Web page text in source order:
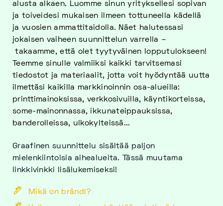
alusta alkaen. Luomme sinun yrityksellesi sopivan
ja toiveidesi mukaisen ilmeen tottuneella kädellä
ja vuosien ammattitaidolla. Näet halutessasi
jokaisen vaiheen suunnittelun varrella –
takaamme, että olet tyytyväinen lopputulokseen!
Teemme sinulle valmiiksi kaikki tarvitsemasi
tiedostot ja materiaalit, jotta voit hyödyntää uutta
ilmettäsi kaikilla markkinoinnin osa-alueilla:
printtimainoksissa, verkkosivuilla, käyntikorteissa,
some-mainonnassa, ikkunateippauksissa,
banderolleissa, ulkokylteissä...
Graafinen suunnittelu sisältää paljon
mielenkiintoisia aihealueita. Tässä muutama
linkkivinkki lisälukemiseksi!
Mikä on brändi?